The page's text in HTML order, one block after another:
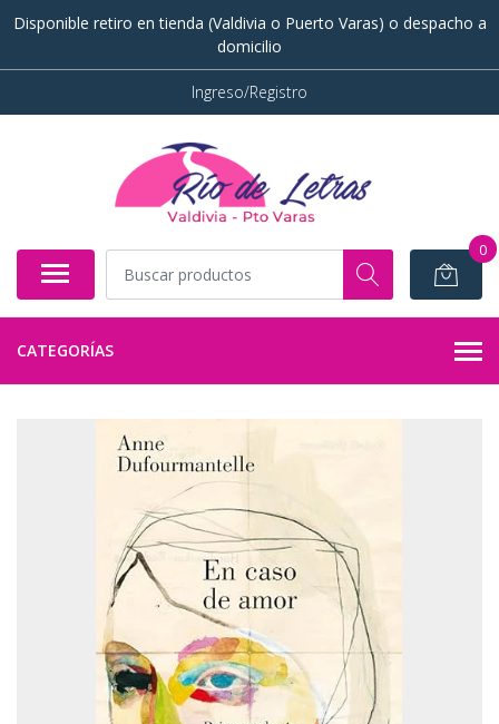
Disponible retiro en tienda (Valdivia o Puerto Varas) o despacho a
domicilio
Ingreso/Registro
0
CATEGORÍAS